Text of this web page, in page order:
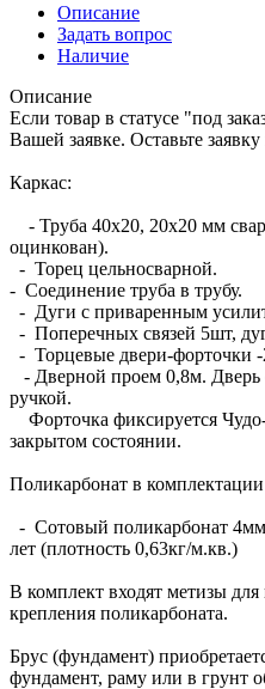
Описание
Задать вопрос
Наличие
Описание
Если товар в статусе "под
Вашей заявке. Оставьте
Каркас:
- Труба 40х20, 20х20 мм
оцинкован).
- Торец цельносварной.
- Соединение труба в трубу.
- Дуги с приваренным
- Поперечных связей 5шт,
- Торцевые двери-форточки
- Дверной проем 0,8м. Дверь
ручкой.
Форточка фиксируется
закрытом состоянии.
Поликарбонат в
- Сотовый поликарбонат 4мм
лет (плотность 0,63кг/м.кв.)
В комплект входят метизы
крепления поликарбоната.
Брус (фундамент)
фундамент, раму или в грунт